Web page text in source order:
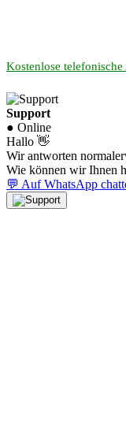
Kostenlose
Support
● Online
Hallo 👋
Wir antworten
Wie können wir Ihnen
💬 Auf WhatsApp